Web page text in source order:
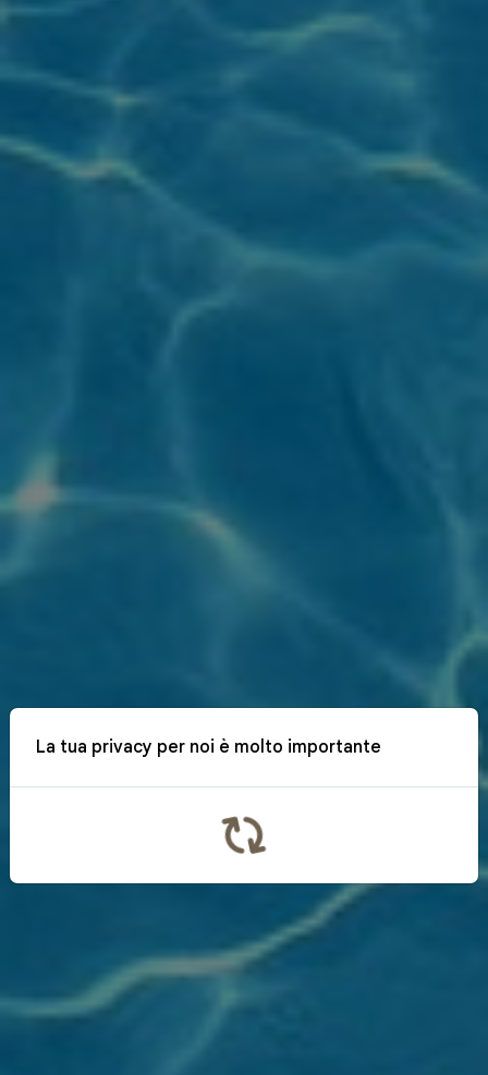
La tua privacy per noi è molto importante